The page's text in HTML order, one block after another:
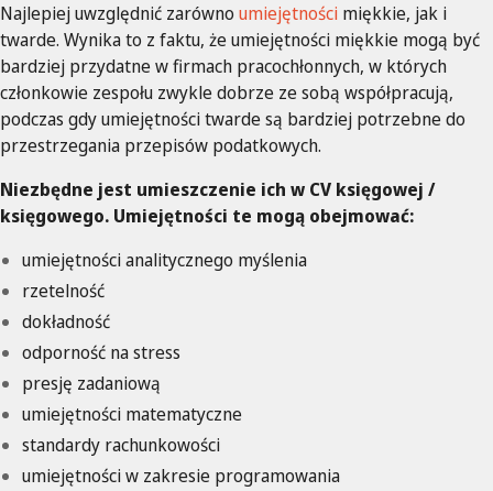
Najlepiej uwzględnić zarówno umiejętności miękkie, jak i
twarde. Wynika to z faktu, że umiejętności miękkie mogą być
bardziej przydatne w firmach pracochłonnych, w których
członkowie zespołu zwykle dobrze ze sobą współpracują,
podczas gdy umiejętności twarde są bardziej potrzebne do
przestrzegania przepisów podatkowych.
Niezbędne jest umieszczenie ich w CV księgowej /
księgowego. Umiejętności te mogą obejmować:
umiejętności analitycznego myślenia
rzetelność
dokładność
odporność na stress
presję zadaniową
umiejętności matematyczne
standardy rachunkowości
umiejętności w zakresie programowania